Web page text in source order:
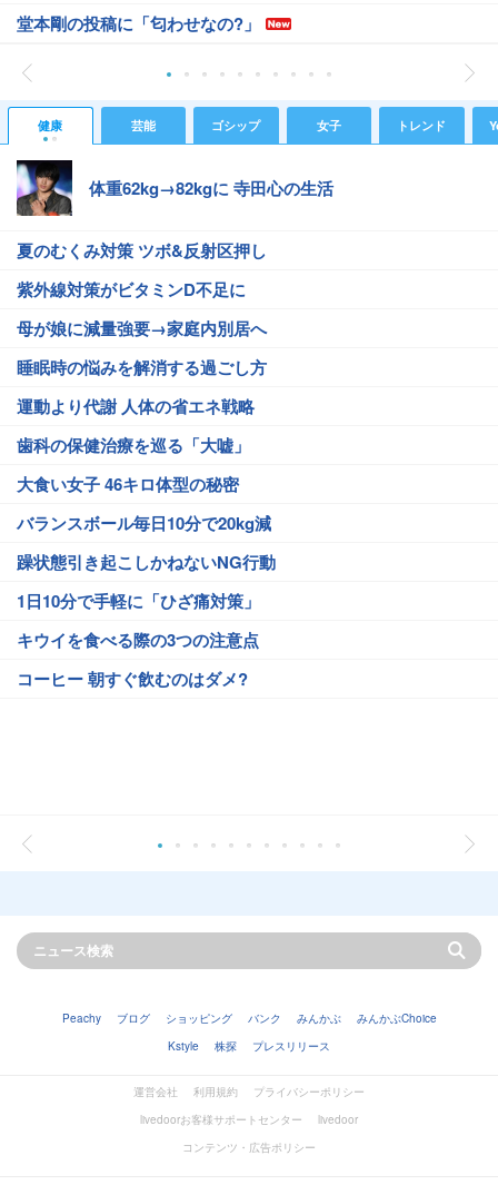
堂本剛の投稿に「匂わせなの?」
健康 芸能 ゴシップ 女子 トレンド
体重62kg→82kgに 寺田心の生活
夏のむくみ対策 ツボ&反射区押し
紫外線対策がビタミンD不足に
母が娘に減量強要→家庭内別居へ
睡眠時の悩みを解消する過ごし方
運動より代謝 人体の省エネ戦略
歯科の保健治療を巡る「大嘘」
大食い女子 46キロ体型の秘密
バランスボール毎日10分で20kg減
躁状態引き起こしかねないNG行動
1日10分で手軽に「ひざ痛対策」
キウイを食べる際の3つの注意点
コーヒー 朝すぐ飲むのはダメ?
Peachy ブログ ショッピング バンク みんかぶ
みんかぶChoice
Kstyle
株探 プレスリリース
運営会社 利用規約
プライバシーポリシー
livedoorお客様サポートセンター
livedoor
コンテンツ・広告ポリシー